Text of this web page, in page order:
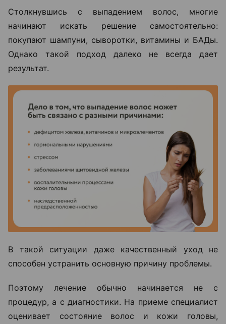
Столкнувшись с выпадением волос, многие
начинают искать решение самостоятельно:
покупают шампуни, сыворотки, витамины и БАДы.
Однако такой подход далеко не всегда дает
результат.
В такой ситуации даже качественный уход не
способен устранить основную причину проблемы.
Поэтому лечение обычно начинается не с
процедур, а с диагностики. На приеме специалист
оценивает состояние волос и кожи головы,